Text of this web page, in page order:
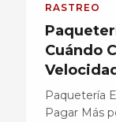
RASTREO
Cuándo
Velocidad
Paquetería
Pagar Más